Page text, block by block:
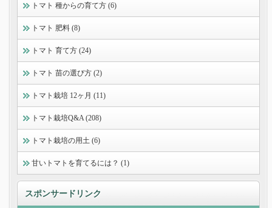
トマト 種からの育て方 (6)
トマト 肥料 (8)
トマト 育て方 (24)
トマト 苗の選び方 (2)
トマト栽培 12ヶ月 (11)
トマト栽培Q&A (208)
トマト栽培の用土 (6)
甘いトマトを育てるには？ (1)
スポンサードリンク